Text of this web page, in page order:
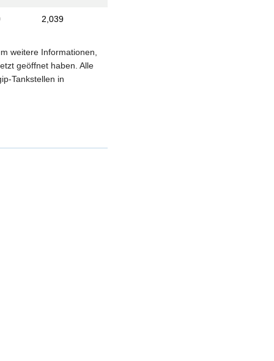
2,039
weitere Informationen,
geöffnet haben. Alle
Tankstellen in